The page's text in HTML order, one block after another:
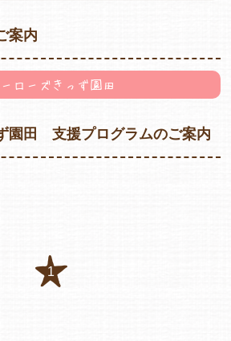
会社概要
在園児保護者の方へ
案内
ーローズきっず園田
園田 支援プログラムのご案内
1